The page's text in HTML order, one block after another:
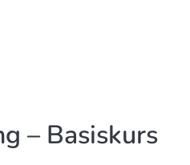
– Basiskurs